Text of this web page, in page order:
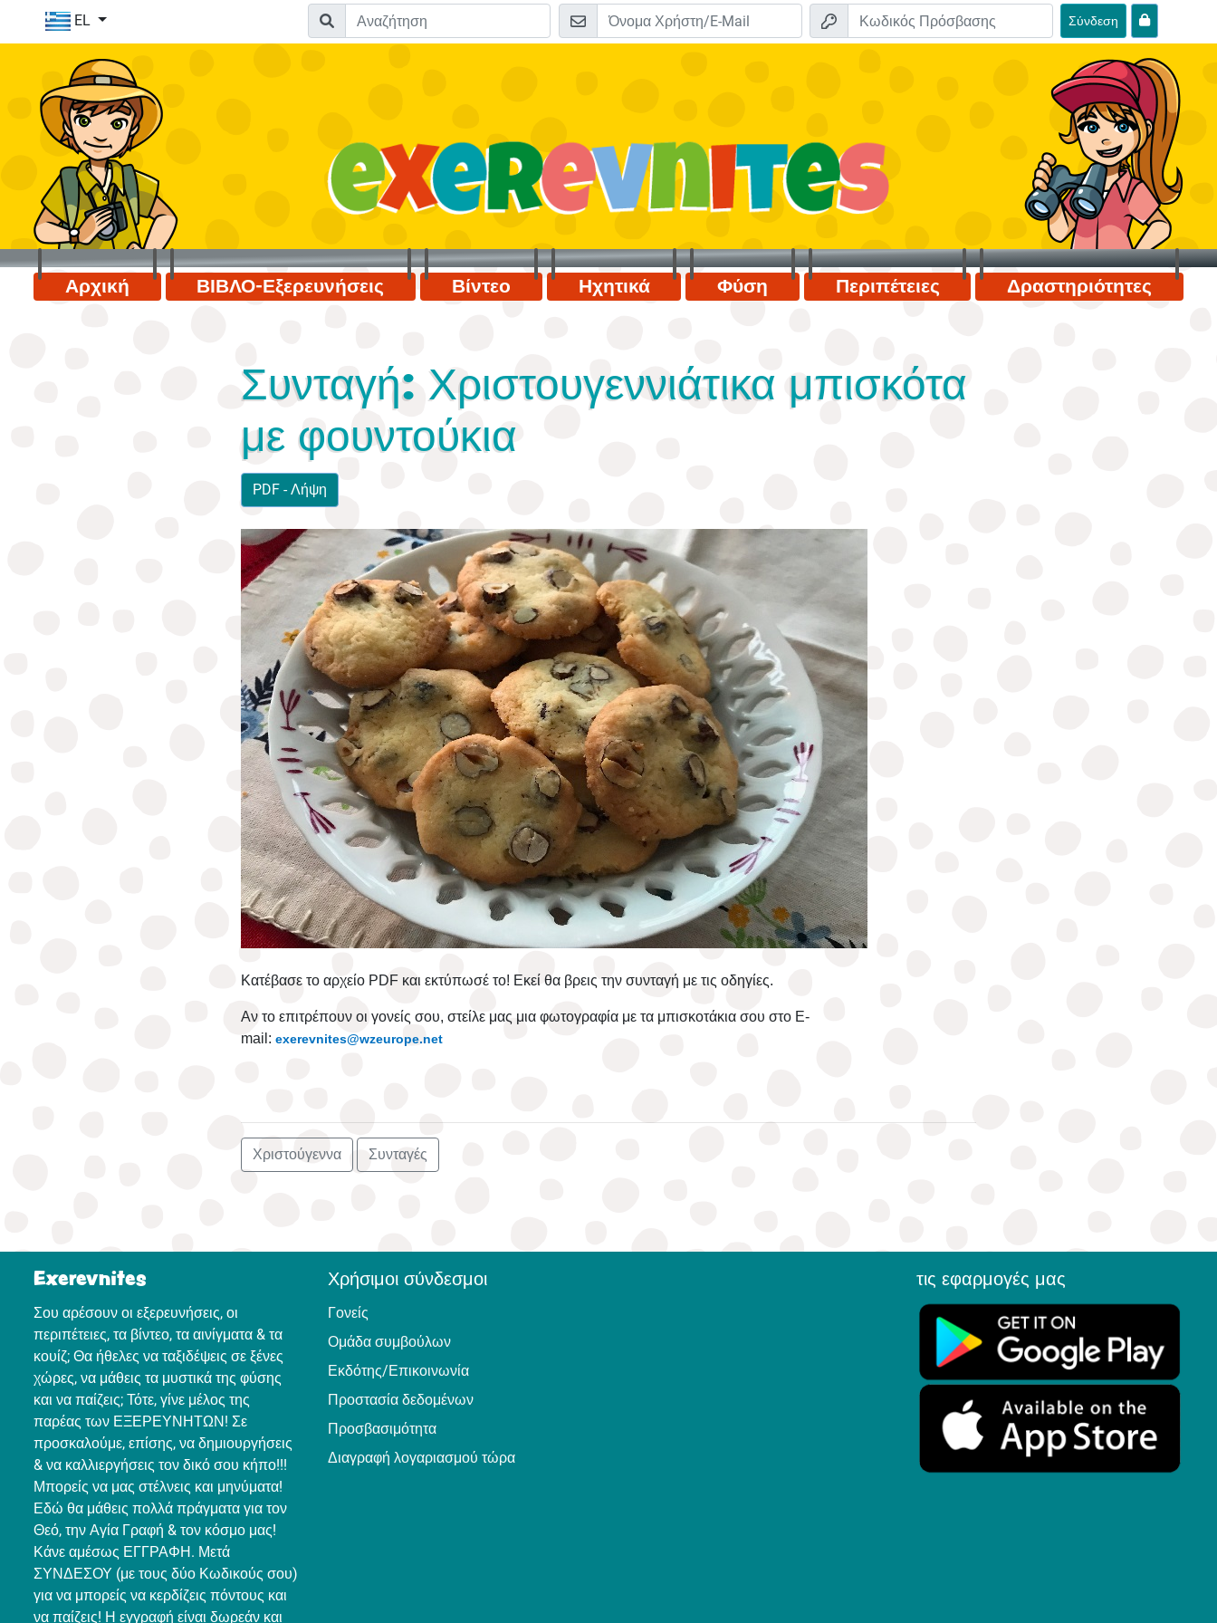
EL Σύνδεση
Αρχική ΒΙΒΛΟ-Εξερευνήσεις Βίντεο Ηχητικά Φύση Περιπέτειες Δραστηριότητες
Συνταγή: Χριστουγεννιάτικα μπισκότα
με φουντούκια
PDF - Λήψη
Κατέβασε το αρχείο PDF και εκτύπωσέ το! Εκεί θα βρεις την συνταγή με τις οδηγίες.
Αν το επιτρέπουν οι γονείς σου, στείλε μας μια φωτογραφία με τα μπισκοτάκια σου στο E-
mail :exerevnites@wzeurope.net
Χριστούγεννα Συνταγές
Exerevnites
Σου αρέσουν οι εξερευνήσεις, οι
περιπέτειες, τα βίντεο, τα αινίγματα & τα
κουίζ; Θα ήθελες να ταξιδέψεις σε ξένες
χώρες, να μάθεις τα μυστικά της φύσης
και να παίζεις; Τότε, γίνε μέλος της
παρέας των ΕΞΕΡΕΥΝΗΤΩΝ! Σε
προσκαλούμε, επίσης, να δημιουργήσεις
& να καλλιεργήσεις τον δικό σου κήπο!!!
Μπορείς να μας στέλνεις και μηνύματα!
Εδώ θα μάθεις πολλά πράγματα για τον
Θεό, την Αγία Γραφή & τον κόσμο μας!
Κάνε αμέσως ΕΓΓΡΑΦΗ. Μετά
ΣΥΝΔΕΣΟΥ (με τους δύο Κωδικούς σου)
για να μπορείς να κερδίζεις πόντους και
να παίζεις! Η εγγραφή είναι δωρεάν και
Χρήσιμοι σύνδεσμοι
Γονείς
Ομάδα συμβούλων
Εκδότης/Επικοινωνία
Προστασία δεδομένων
Προσβασιμότητα
Διαγραφή λογαριασμού τώρα
τις εφαρμογές μας